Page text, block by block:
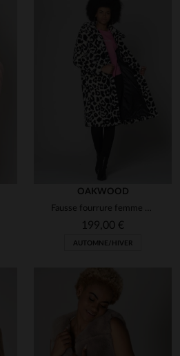
OAKWOOD
Fausse fourrure femme motif animal
199,00 €
AUTOMNE/HIVER